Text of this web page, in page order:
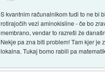
S kvantnim računalnikom tudi to ne bi
rotirajočih vezi aminokisline - če bo
membrano, vendar to razreši že
Nekje pa zna biti problem! Tam kjer je
lokalna. Tukaj bomo rabili pa